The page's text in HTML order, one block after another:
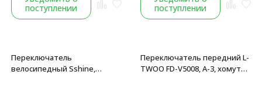
поступлении
поступлении
Переключатель
велосипедный Sshine,
Переключатель передний L-
TWOO FD-V5008, A-3, хомут